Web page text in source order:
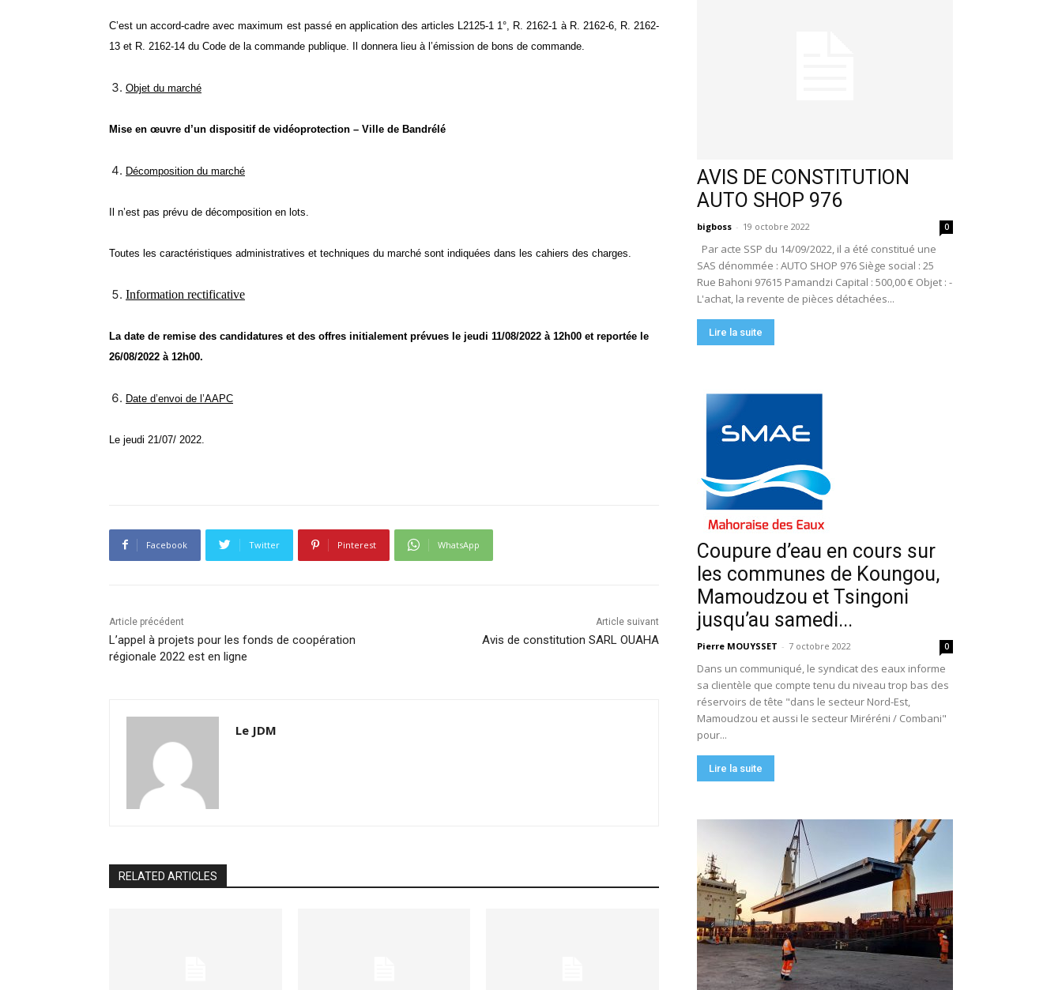
C’est un accord-cadre avec maximum est passé en application des articles L2125-1 1°, R. 2162-1 à R. 2162-6, R. 2162-
13 et R. 2162-14 du Code de la commande publique. Il donnera lieu à l’émission de bons de commande.
Objet du marché
Mise en œuvre d’un dispositif de vidéoprotection – Ville de Bandrélé
Décomposition du marché
Il n’est pas prévu de décomposition en lots.
Toutes les caractéristiques administratives et techniques du marché sont indiquées dans les cahiers des charges.
Information rectificative
La date de remise des candidatures et des offres initialement prévues le jeudi 11/08/2022 à 12h00 et reportée le
26/08/2022 à 12h00.
Date d’envoi de l’AAPC
Le jeudi 21/07/ 2022.
Facebook Twitter Pinterest WhatsApp
Article précédent
L’appel à projets pour les fonds de coopération
régionale 2022 est en ligne
Article suivant
Avis de constitution SARL OUAHA
Le JDM
RELATED ARTICLES
AVIS DE CONSTITUTION
AUTO SHOP 976
bigboss - 19 octobre 2022 0
Par acte SSP du 14/09/2022, il a été constitué une
SAS dénommée : AUTO SHOP 976 Siège social : 25
Rue Bahoni 97615 Pamandzi Capital : 500,00 € Objet : -
L'achat, la revente de pièces détachées...
Lire la suite
Coupure d’eau en cours sur
les communes de Koungou,
Mamoudzou et Tsingoni
jusqu’au samedi...
Pierre MOUYSSET - 7 octobre 2022 0
Dans un communiqué, le syndicat des eaux informe
sa clientèle que compte tenu du niveau trop bas des
réservoirs de tête "dans le secteur Nord-Est,
Mamoudzou et aussi le secteur Miréréni / Combani"
pour...
Lire la suite